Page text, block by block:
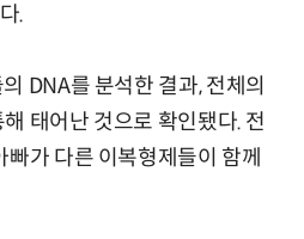
.
DNA를 분석한 결과, 전체의
태어난 것으로 확인됐다. 전
가 다른 이복형제들이 함께